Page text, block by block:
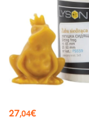
Preis
27,04€